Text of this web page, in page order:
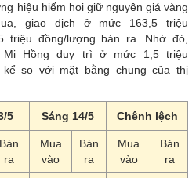
hiệu hiếm hoi giữ nguyên giá vàng
giao dịch ở mức 163,5 triệu
triệu đồng/lượng bán ra. Nhờ đó,
Hồng duy trì ở mức 1,5 triệu
so với mặt bằng chung của thị
5 Sáng 14/5 Chênh lệch
Bán
ra
Mua
vào
Bán
ra
Mua
vào
Bán
ra